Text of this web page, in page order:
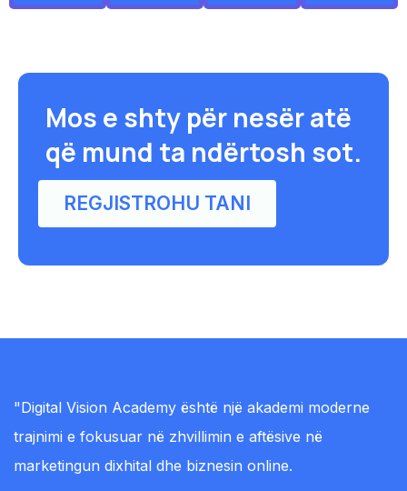
Mos e shty për nesër atë
që mund ta ndërtosh sot.
REGJISTROHU TANI
"Digital Vision Academy është një akademi moderne
trajnimi e fokusuar në zhvillimin e aftësive në
marketingun dixhital dhe biznesin online.